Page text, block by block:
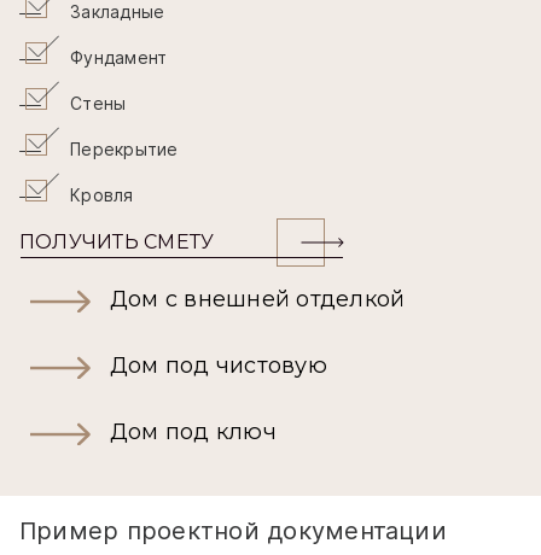
Закладные
Фундамент
Стены
Перекрытие
Кровля
ПОЛУЧИТЬ СМЕТУ
Дом с внешней отделкой
Дом под чистовую
Дом под ключ
Пример проектной документации